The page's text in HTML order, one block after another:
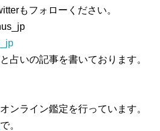
もフォローください。
占いの記事を書いております。
ンライン鑑定を行っています。
で。